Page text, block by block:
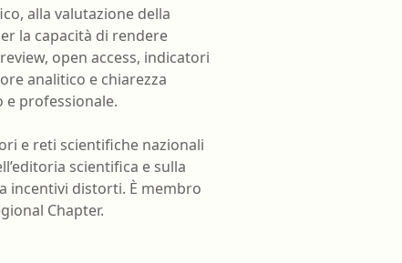
di lavoro
Terapista occupazionale
Veterinario - Igiene degli
allevamenti e delle produzioni
zootecniche
alimenti di origine animale e
derivati
Veterinario - sanità animale
alla valutazione della
la capacità di rendere
open access, indicatori
analitico e chiarezza
professionale.
e reti scientifiche nazionali
scientifica e sulla
incentivi distorti. È membro
Chapter.